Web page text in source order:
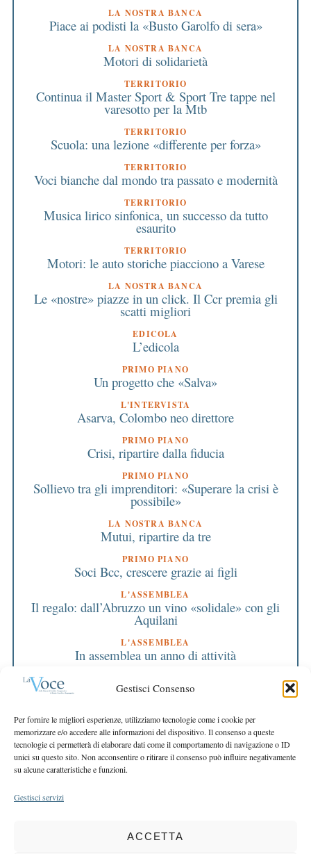
Gestisci Consenso
Per fornire le migliori esperienze, utilizziamo tecnologie come i cookie per
memorizzare e/o accedere alle informazioni del dispositivo. Il consenso a queste
tecnologie ci permetterà di elaborare dati come il comportamento di navigazione o ID
unici su questo sito. Non acconsentire o ritirare il consenso può influire negativamente
su alcune caratteristiche e funzioni.
Gestisci servizi
ACCETTA
LA NOSTRA BANCA
Piace ai podisti la «Busto Garolfo di sera»
LA NOSTRA BANCA
Motori di solidarietà
TERRITORIO
Continua il Master Sport & Sport Tre tappe nel
varesotto per la Mtb
TERRITORIO
Scuola: una lezione «differente per forza»
TERRITORIO
Voci bianche dal mondo tra passato e modernità
TERRITORIO
Musica lirico sinfonica, un successo da tutto
esaurito
TERRITORIO
Motori: le auto storiche piacciono a Varese
LA NOSTRA BANCA
Le «nostre» piazze in un click. Il Ccr premia gli
scatti migliori
EDICOLA
L’edicola
PRIMO PIANO
Un progetto che «Salva»
L'INTERVISTA
Asarva, Colombo neo direttore
PRIMO PIANO
Crisi, ripartire dalla fiducia
PRIMO PIANO
Sollievo tra gli imprenditori: «Superare la crisi è
possibile»
LA NOSTRA BANCA
Mutui, ripartire da tre
PRIMO PIANO
Soci Bcc, crescere grazie ai figli
L'ASSEMBLEA
Il regalo: dall’Abruzzo un vino «solidale» con gli
Aquilani
L'ASSEMBLEA
In assemblea un anno di attività
I Soci approvano il bilancio 2009
Quattro contromosse alla crisi
EDITORIALE PRESIDENTE
Continuiamo a essere Banca
COPYRIGHT 2025 LA VOCE |PRIVACY